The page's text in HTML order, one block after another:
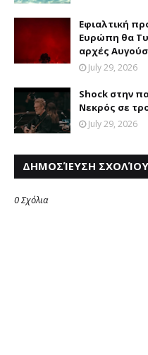
Eφιαλτική
Eυρώπη θα
αρχές
July 29, 2026
Shock στην
Νεκρός σε
July 29, 2026
ΔΗΜΟΣΊΕΥΣΗ ΣΧΟΛΊΟΥ
0 Σχόλια